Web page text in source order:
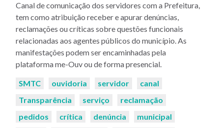
Canal de comunicação dos servidores com a Prefeitura,
tem como atribuição receber e apurar denúncias,
reclamações ou críticas sobre questões funcionais
relacionadas aos agentes públicos do município. As
manifestações podem ser encaminhadas pela
plataforma me-Ouv ou de forma presencial.
Palavras-
SMTC ouvidoria servidor
canal
Transparência
serviço
reclamação
pedidos
crítica denúncia
municipal